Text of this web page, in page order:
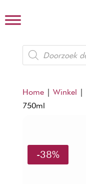
Producten
zoeken
Home| Winkel |
750ml
-38%